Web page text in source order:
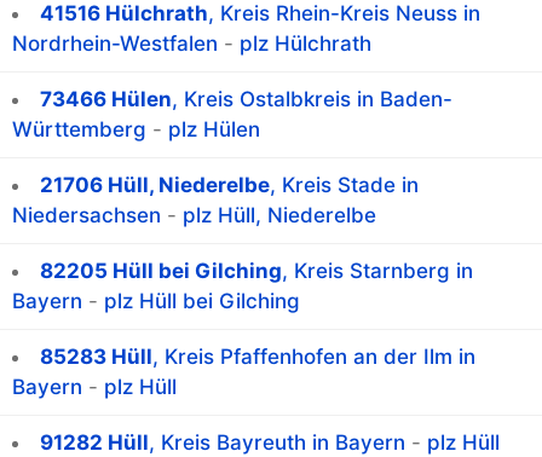
41516 Hülchrath, Kreis Rhein-Kreis Neuss in
Nordrhein-Westfalen - plz Hülchrath
73466 Hülen, Kreis Ostalbkreis in Baden-
Württemberg - plz Hülen
21706 Hüll, Niederelbe, Kreis Stade in
Niedersachsen - plz Hüll, Niederelbe
82205 Hüll bei Gilching, Kreis Starnberg in
Bayern - plz Hüll bei Gilching
85283 Hüll, Kreis Pfaffenhofen an der Ilm in
Bayern - plz Hüll
91282 Hüll, Kreis Bayreuth in Bayern - plz Hüll